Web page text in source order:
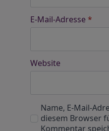
E-Mail-Adresse *
Website
Name, E-Mail-
diesem Browser
Kommentar